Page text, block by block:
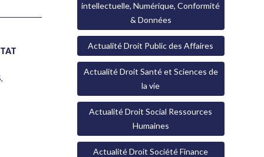
,
intellectuelle, Numérique, Conformité
& Données
Actualité Droit Public des Affaires
Actualité Droit Santé et Sciences de
la vie
Actualité Droit Social Ressources
Humaines
Actualité Droit Société Finance